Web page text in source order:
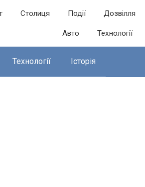
Столиця Події Дозвілля
Авто Технології
Технології Історія